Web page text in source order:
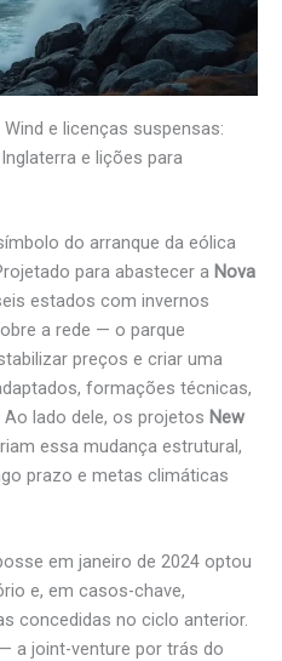
Wind e licenças suspensas:
e lições para
do arranque da eólica
para abastecer a Nova
estados com invernos
a rede — o parque
preços e criar uma
formações técnicas,
lado dele, os projetos New
essa mudança estrutural,
prazo e metas climáticas
em janeiro de 2024 optou
e, em casos-chave,
concedidas no ciclo anterior.
a joint-venture por trás do